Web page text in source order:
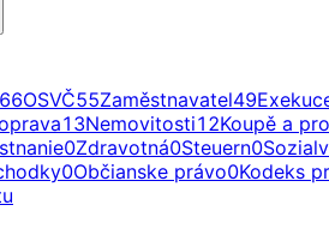
OSVČ55Zaměstnavatel49
13Nemovitosti12Koupě a
0Zdravotná0Steuern0
0Občianske právo0Kodeks